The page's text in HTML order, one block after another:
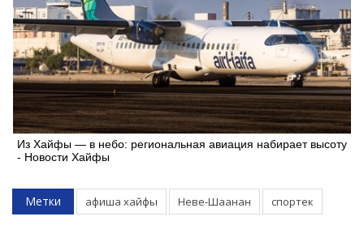
Из Хайфы — в небо: региональная авиация набирает высоту
- Новости Хайфы
Метки афиша хайфы Неве-Шаанан спортек